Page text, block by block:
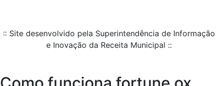
:: Site desenvolvido pela Superintendência de Informação
e Inovação da Receita Municipal ::